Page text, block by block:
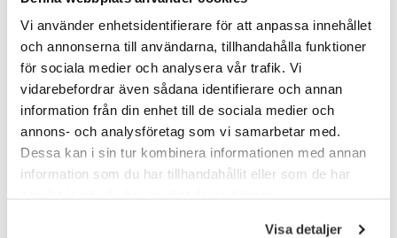
Vi använder enhetsidentifierare för att anpassa innehållet
och annonserna till användarna, tillhandahålla funktioner
för sociala medier och analysera vår trafik. Vi
vidarebefordrar även sådana identifierare och annan
information från din enhet till de sociala medier och
annons- och analysföretag som vi samarbetar med.
Dessa kan i sin tur kombinera informationen med annan
information som du har tillhandahållit eller som de har
Visa detaljer
Våra förväntningar
Ledarskapserfarenhet med drift-, personal- och
resultatansvar
B-körkort
Gymnasieexamen
Svenska flytande i både tal och i skrift